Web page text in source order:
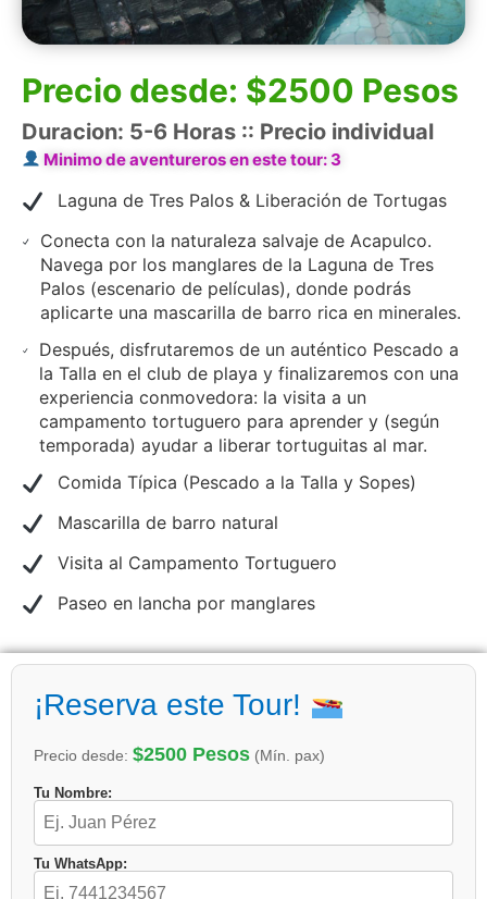
Precio desde: $2500 Pesos
Duracion: 5-6 Horas :: Precio individual
Minimo de aventureros en este tour: 3
Laguna de Tres Palos & Liberación de Tortugas
Conecta con la naturaleza salvaje de Acapulco.
Navega por los manglares de la Laguna de Tres
Palos (escenario de películas), donde podrás
aplicarte una mascarilla de barro rica en minerales.
Después, disfrutaremos de un auténtico Pescado a
la Talla en el club de playa y finalizaremos con una
experiencia conmovedora: la visita a un
campamento tortuguero para aprender y (según
temporada) ayudar a liberar tortuguitas al mar.
Comida Típica (Pescado a la Talla y Sopes)
Mascarilla de barro natural
Visita al Campamento Tortuguero
Paseo en lancha por manglares
¡Reserva este Tour!
Precio desde: $2500 Pesos (Mín. pax)
Tu Nombre:
Tu WhatsApp: